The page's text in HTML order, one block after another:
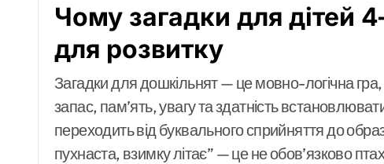
Чому загадки для дітей
для розвитку
Загадки для дошкільнят — це мовно-логічна
запас, пам’ять, увагу та здатність
переходить від буквального сприйняття до
пухнаста, взимку літає” — це не обов’язково